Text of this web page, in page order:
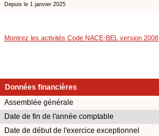
Depuis le 1 janvier 2025
Montrez les activités Code NACE-BEL version 2008
Données financières
Assemblée générale
Date de fin de l'année comptable
Date de début de l'exercice exceptionnel